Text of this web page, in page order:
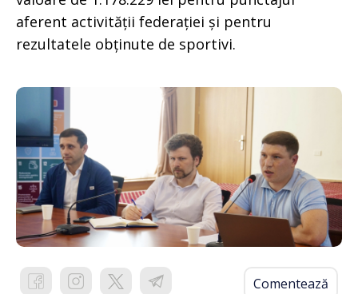
aferent activității federației și pentru
rezultatele obținute de sportivi.
Comentează